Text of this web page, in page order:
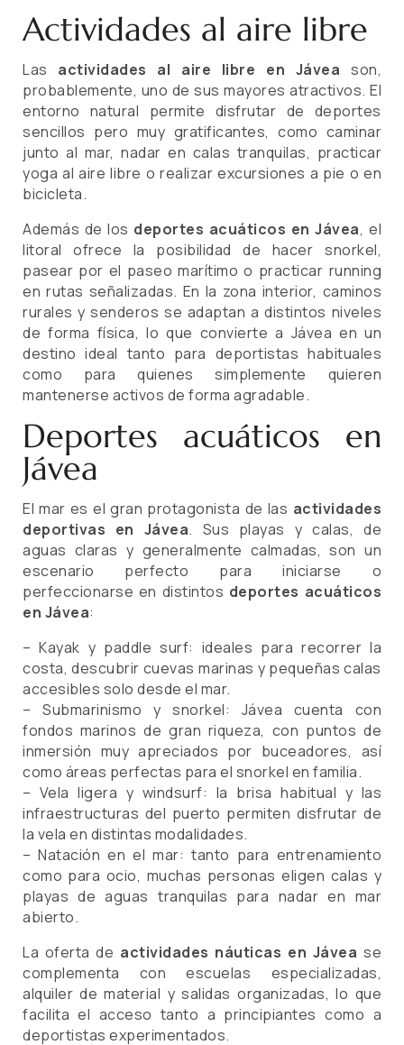
Actividades al aire libre
Las actividades al aire libre en Jávea son,
probablemente, uno de sus mayores atractivos. El
entorno natural permite disfrutar de deportes
sencillos pero muy gratificantes, como caminar
junto al mar, nadar en calas tranquilas, practicar
yoga al aire libre o realizar excursiones a pie o en
bicicleta.
Además de los deportes acuáticos en Jávea, el
litoral ofrece la posibilidad de hacer snorkel,
pasear por el paseo marítimo o practicar running
en rutas señalizadas. En la zona interior, caminos
rurales y senderos se adaptan a distintos niveles
de forma física, lo que convierte a Jávea en un
destino ideal tanto para deportistas habituales
como para quienes simplemente quieren
mantenerse activos de forma agradable.
Deportes acuáticos en
Jávea
El mar es el gran protagonista de las actividades
deportivas en Jávea. Sus playas y calas, de
aguas claras y generalmente calmadas, son un
escenario perfecto para iniciarse o
perfeccionarse en distintos deportes acuáticos
en Jávea:
– Kayak y paddle surf: ideales para recorrer la
costa, descubrir cuevas marinas y pequeñas calas
accesibles solo desde el mar.
– Submarinismo y snorkel: Jávea cuenta con
fondos marinos de gran riqueza, con puntos de
inmersión muy apreciados por buceadores, así
como áreas perfectas para el snorkel en familia.
– Vela ligera y windsurf: la brisa habitual y las
infraestructuras del puerto permiten disfrutar de
la vela en distintas modalidades.
– Natación en el mar: tanto para entrenamiento
como para ocio, muchas personas eligen calas y
playas de aguas tranquilas para nadar en mar
abierto.
La oferta de actividades náuticas en Jávea se
complementa con escuelas especializadas,
alquiler de material y salidas organizadas, lo que
facilita el acceso tanto a principiantes como a
deportistas experimentados.